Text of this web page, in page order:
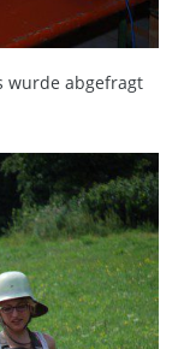
wurde abgefragt